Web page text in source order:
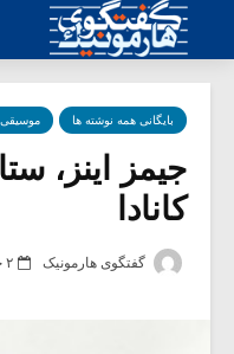
بایگانی همه نوشته ها
جیمز اینز،
کانادا
گفتگوی هارمونیک ۲ خرداد ۱۳۸۸